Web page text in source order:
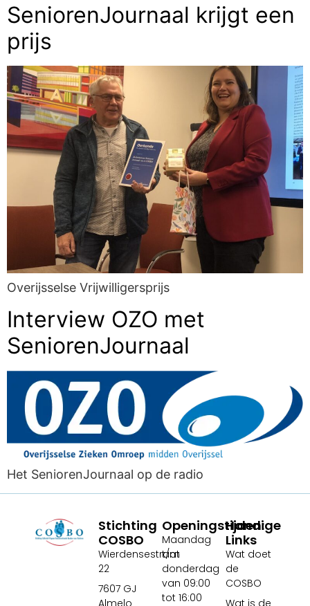
SeniorenJournaal krijgt een
prijs
Overijsselse Vrijwilligersprijs
Interview OZO met
SeniorenJournaal
Het SeniorenJournaal op de radio
Stichting
COSBO
Wierdensestraat
22
7607 GJ
Openingstijden:
Maandag
t/m
donderdag
van 09:00
tot 16:00
Handige
Links
Wat doet
de
COSBO